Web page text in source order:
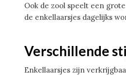
Ook de zool speelt een
de enkellaarsjes dagelijks
Verschillende
Enkellaarsjes zijn